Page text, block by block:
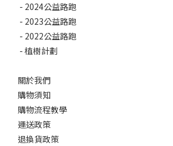
- 2024公益路跑
- 2023公益路跑
- 2022公益路跑
- 植樹計劃
關於我們
購物須知
購物流程教學
運送政策
退換貨政策